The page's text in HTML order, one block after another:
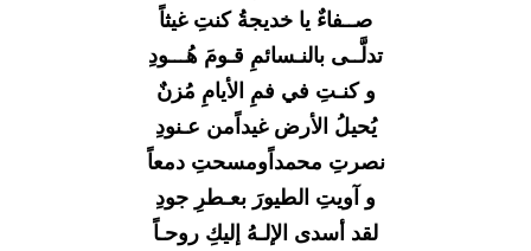
صــفاءٌ يا خديجةُ كنتِ غيثاً
تدلَّــى بالنـسائمِ قـومَ هُـــودِ
و كنـتِ في فمِ الأيامِ مُزنٌ
يُحيلُ الأرض غيداًمن عـنودِ
نصرتِ محمداًومسحتِ دمعاً
و آويتِ الطيورَ بعـطرِ جودِ
لقد أسدى الإلـهُ إليكِ روحـاً